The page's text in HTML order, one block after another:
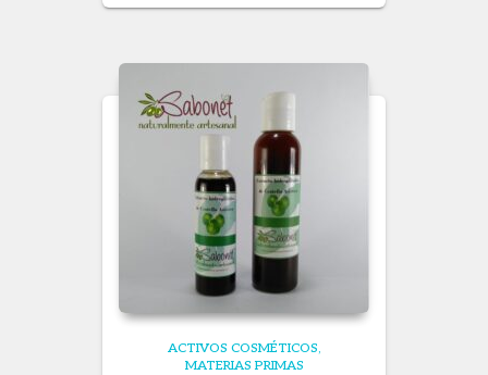
$ 22.300
$ 116.500
ACTIVOS COSMÉTICOS
MATERIAS PRIMAS